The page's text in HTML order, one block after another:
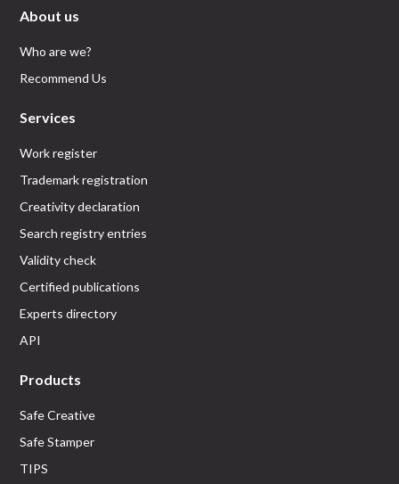
About us
Who are we?
Recommend Us
Services
Work register
Trademark registration
Creativity declaration
Search registry entries
Validity check
Certified publications
Experts directory
API
Products
Safe Creative
Safe Stamper
TIPS